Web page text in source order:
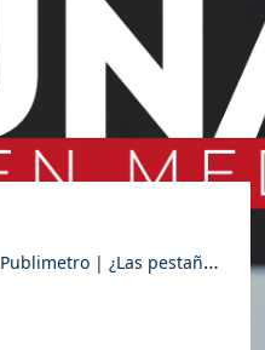
Publimetro | ¿Las pestañas postizas pueden dañar tus ojos y tu piel?: Esto dicen los expertos